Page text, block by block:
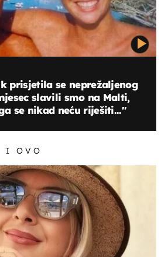
prisjetila se neprežaljenog
slavili smo na Malti,
se nikad neću riješiti...''
I OVO